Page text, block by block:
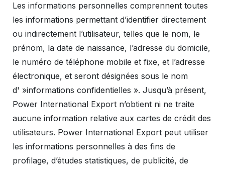
Les informations personnelles comprennent toutes
les informations permettant d’identifier directement
ou indirectement l’utilisateur, telles que le nom, le
prénom, la date de naissance, l’adresse du domicile,
le numéro de téléphone mobile et fixe, et l’adresse
électronique, et seront désignées sous le nom
d' »informations confidentielles ». Jusqu’à présent,
Power International Export n’obtient ni ne traite
aucune information relative aux cartes de crédit des
utilisateurs. Power International Export peut utiliser
les informations personnelles à des fins de
profilage, d’études statistiques, de publicité, de